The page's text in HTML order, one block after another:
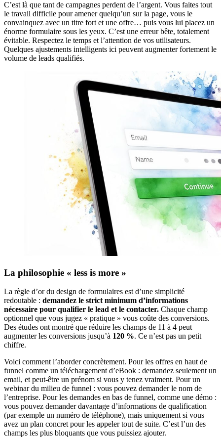
C’est là que tant de campagnes perdent de l’argent. Vous faites tout
le travail difficile pour amener quelqu’un sur la page, vous le
convainquez avec un titre fort et une offre… puis vous lui placez un
énorme formulaire sous les yeux. C’est une erreur bête, totalement
évitable. Respectez le temps et l’attention de vos utilisateurs.
Quelques ajustements intelligents ici peuvent augmenter fortement le
volume de leads qualifiés.
La philosophie « less is more »
La règle d’or du design de formulaires est d’une simplicité
redoutable : demandez le strict minimum d’informations
nécessaire pour qualifier le lead et le contacter. Chaque champ
optionnel que vous jugez « pratique » vous coûte des conversions.
Des études ont montré que réduire les champs de 11 à 4 peut
augmenter les conversions jusqu’à 120 %. Ce n’est pas un petit
chiffre.
Voici comment l’aborder concrètement. Pour les offres en haut de
funnel comme un téléchargement d’eBook : demandez seulement un
email, et peut-être un prénom si vous y tenez vraiment. Pour un
webinar du milieu de funnel : vous pouvez demander le nom de
l’entreprise. Pour les demandes en bas de funnel, comme une démo :
vous pouvez demander davantage d’informations de qualification
(par exemple un numéro de téléphone), mais uniquement si vous
avez un plan concret pour les appeler tout de suite. C’est l’un des
champs les plus bloquants que vous puissiez ajouter.